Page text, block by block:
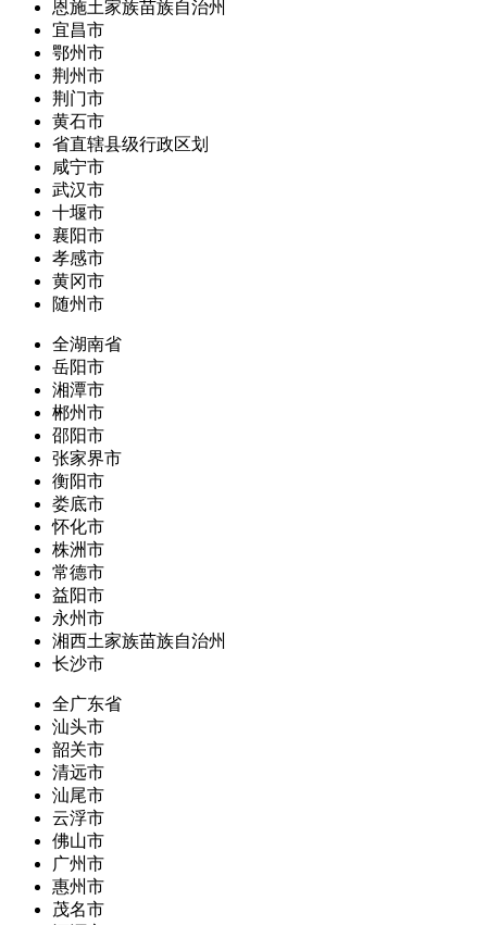
恩施土家族苗族自治州
宜昌市
鄂州市
荆州市
荆门市
黄石市
省直辖县级行政区划
咸宁市
武汉市
十堰市
襄阳市
孝感市
黄冈市
随州市
全湖南省
岳阳市
湘潭市
郴州市
邵阳市
张家界市
衡阳市
娄底市
怀化市
株洲市
常德市
益阳市
永州市
湘西土家族苗族自治州
长沙市
全广东省
汕头市
韶关市
清远市
汕尾市
云浮市
佛山市
广州市
惠州市
茂名市